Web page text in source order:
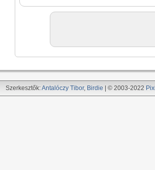
Szerkesztők:Antalóczy Tibor, Birdie | © 2003-2022